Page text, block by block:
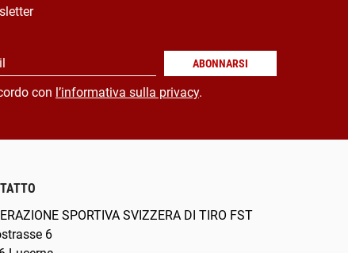
ABONNARSI
con l’informativa sulla privacy.
SPORTIVA SVIZZERA DI TIRO FST
6